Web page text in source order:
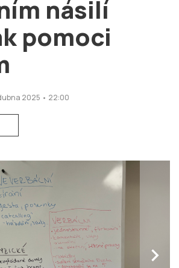
násilí
pomoci
2025 • 22:00
chevron_right